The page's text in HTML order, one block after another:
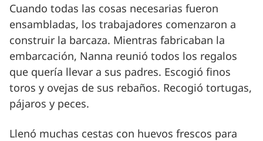
Cuando todas las cosas necesarias fueron
ensambladas, los trabajadores comenzaron a
construir la barcaza. Mientras fabricaban la
embarcación, Nanna reunió todos los regalos
que quería llevar a sus padres. Escogió finos
toros y ovejas de sus rebaños. Recogió tortugas,
pájaros y peces.
Llenó muchas cestas con huevos frescos para